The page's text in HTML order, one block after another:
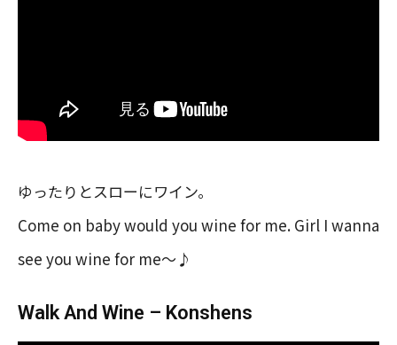
ゆったりとスローにワイン。
Come on baby would you wine for me. Girl I wanna
see you wine for me〜♪
Walk And Wine – Konshens